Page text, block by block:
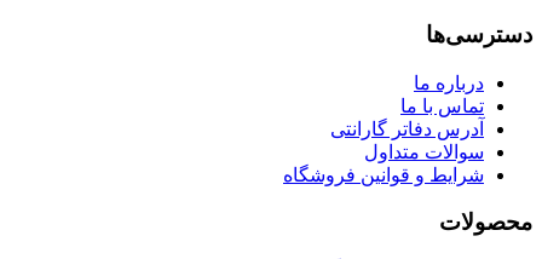
دسترسی‌ها
درباره ما
تماس با ما
آدرس دفاتر گارانتی
سوالات متداول
شرایط و قوانین فروشگاه
محصولات